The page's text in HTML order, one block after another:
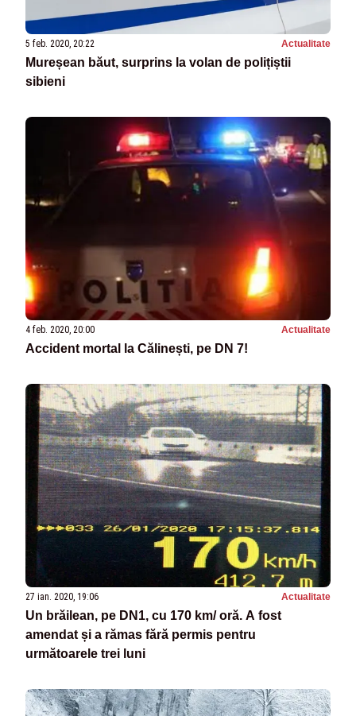
5 feb. 2020, 20:22 Actualitate
Mureșean băut, surprins la volan de polițiștii
sibieni
4 feb. 2020, 20:00 Actualitate
Accident mortal la Călinești, pe DN 7!
27 ian. 2020, 19:06 Actualitate
Un brăilean, pe DN1, cu 170 km/ oră. A fost
amendat și a rămas fără permis pentru
următoarele trei luni